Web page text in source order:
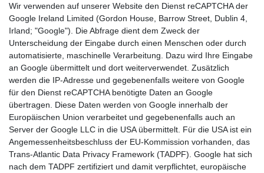
Wir verwenden auf unserer Website den Dienst reCAPTCHA der
Google Ireland Limited (Gordon House, Barrow Street, Dublin 4,
Irland; "Google"). Die Abfrage dient dem Zweck der
Unterscheidung der Eingabe durch einen Menschen oder durch
automatisierte, maschinelle Verarbeitung. Dazu wird Ihre Eingabe
an Google übermittelt und dort weiterverwendet. Zusätzlich
werden die IP-Adresse und gegebenenfalls weitere von Google
für den Dienst reCAPTCHA benötigte Daten an Google
übertragen. Diese Daten werden von Google innerhalb der
Europäischen Union verarbeitet und gegebenenfalls auch an
Server der Google LLC in die USA übermittelt. Für die USA ist ein
Angemessenheitsbeschluss der EU-Kommission vorhanden, das
Trans-Atlantic Data Privacy Framework (TADPF). Google hat sich
nach dem TADPF zertifiziert und damit verpflichtet, europäische